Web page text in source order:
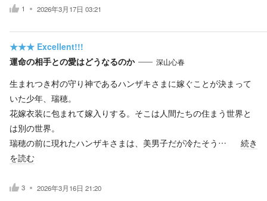
1 2026年3月17日 03:21
★★★ Excellent!!!
運命の相手との愛はどうなるのか
深山心春
生まれつき村の守り神であるハンザキさまに嫁ぐことが決まって
いた少年、瑞穂。
花嫁衣装に包まれて嫁入りする。そこは人間たちの住まう世界と
は別の世界。
瑞穂の前に現れたハンザキさまは、美男子だが冷たそう…
続き
を読む
3 2026年3月16日 21:20